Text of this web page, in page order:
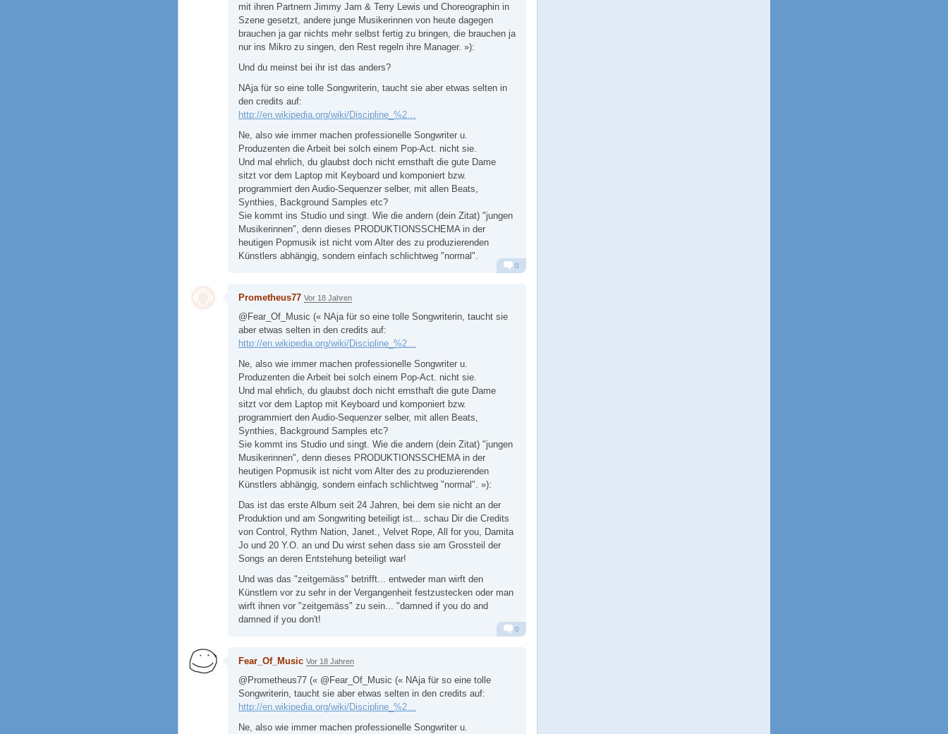
mit ihren Partnern Jimmy Jam & Terry Lewis und Choreographin in
Szene gesetzt, andere junge Musikerinnen von heute dagegen
brauchen ja gar nichts mehr selbst fertig zu bringen, die brauchen ja
nur ins Mikro zu singen, den Rest regeln ihre Manager. »):
Und du meinst bei ihr ist das anders?
NAja für so eine tolle Songwriterin, taucht sie aber etwas selten in
den credits auf:
http://en.wikipedia.org/wiki/Discipline_%2…
Ne, also wie immer machen professionelle Songwriter u.
Produzenten die Arbeit bei solch einem Pop-Act. nicht sie.
Und mal ehrlich, du glaubst doch nicht ernsthaft die gute Dame
sitzt vor dem Laptop mit Keyboard und komponiert bzw.
programmiert den Audio-Sequenzer selber, mit allen Beats,
Synthies, Background Samples etc?
Sie kommt ins Studio und singt. Wie die andern (dein Zitat) "jungen
Musikerinnen", denn dieses PRODUKTIONSSCHEMA in der
heutigen Popmusik ist nicht vom Alter des zu produzierenden
Künstlers abhängig, sondern einfach schlichtweg "normal".
0
Prometheus77 Vor 18 Jahren
@Fear_Of_Music (« NAja für so eine tolle Songwriterin, taucht sie
aber etwas selten in den credits auf:
http://en.wikipedia.org/wiki/Discipline_%2…
Ne, also wie immer machen professionelle Songwriter u.
Produzenten die Arbeit bei solch einem Pop-Act. nicht sie.
Und mal ehrlich, du glaubst doch nicht ernsthaft die gute Dame
sitzt vor dem Laptop mit Keyboard und komponiert bzw.
programmiert den Audio-Sequenzer selber, mit allen Beats,
Synthies, Background Samples etc?
Sie kommt ins Studio und singt. Wie die andern (dein Zitat) "jungen
Musikerinnen", denn dieses PRODUKTIONSSCHEMA in der
heutigen Popmusik ist nicht vom Alter des zu produzierenden
Künstlers abhängig, sondern einfach schlichtweg "normal". »):
Das ist das erste Album seit 24 Jahren, bei dem sie nicht an der
Produktion und am Songwriting beteiligt ist... schau Dir die Credits
von Control, Rythm Nation, Janet., Velvet Rope, All for you, Damita
Jo und 20 Y.O. an und Du wirst sehen dass sie am Grossteil der
Songs an deren Entstehung beteiligt war!
Und was das "zeitgemäss" betrifft... entweder man wirft den
Künstlern vor zu sehr in der Vergangenheit festzustecken oder man
wirft ihnen vor "zeitgemäss" zu sein... "damned if you do and
damned if you don't!
0
Fear_Of_Music Vor 18 Jahren
@Prometheus77 (« @Fear_Of_Music (« NAja für so eine tolle
Songwriterin, taucht sie aber etwas selten in den credits auf:
http://en.wikipedia.org/wiki/Discipline_%2…
Ne, also wie immer machen professionelle Songwriter u.